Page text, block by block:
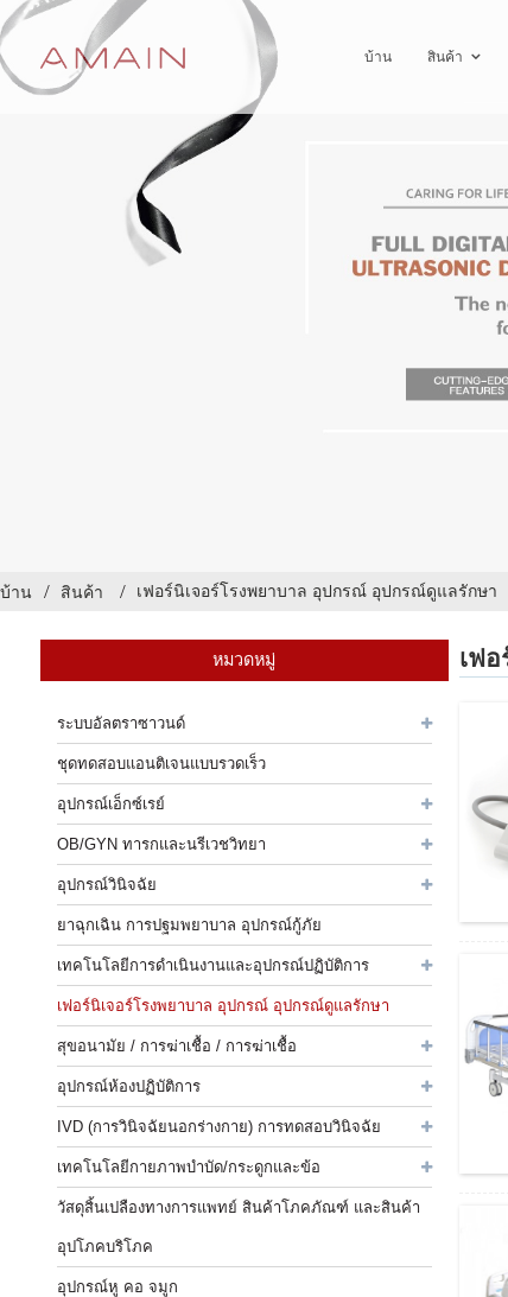
บ้าน สินค้า
บ้าน สินค้า เฟอร์นิเจอร์โรงพยาบาล อุปกรณ์ อุปกรณ์ดูแลรักษา
หมวดหมู่
ระบบอัลตราซาวนด์
ชุดทดสอบแอนติเจนแบบรวดเร็ว
อุปกรณ์เอ็กซ์เรย์
OB/GYN ทารกและนรีเวชวิทยา
อุปกรณ์วินิจฉัย
ยาฉุกเฉิน การปฐมพยาบาล อุปกรณ์กู้ภัย
เทคโนโลยีการดำเนินงานและอุปกรณ์ปฏิบัติการ
เฟอร์นิเจอร์โรงพยาบาล อุปกรณ์ อุปกรณ์ดูแลรักษา
สุขอนามัย / การฆ่าเชื้อ / การฆ่าเชื้อ
อุปกรณ์ห้องปฏิบัติการ
IVD (การวินิจฉัยนอกร่างกาย) การทดสอบวินิจฉัย
เทคโนโลยีกายภาพบำบัด/กระดูกและข้อ
วัสดุสิ้นเปลืองทางการแพทย์ สินค้าโภคภัณฑ์ และสินค้า
อุปโภคบริโภค
อุปกรณ์หู คอ จมูก
เฟ